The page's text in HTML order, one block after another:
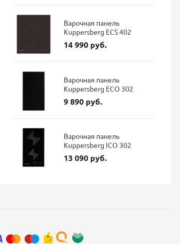
фильтра Dark steel 527737
114 687 руб.
96 337 руб.
Экономия: 18 350 руб.
Наличие: В наличии
Варочная панель
Kuppersberg ECS 402
14 990 руб.
Варочная панель
Kuppersberg ECO 302
9 890 руб.
Варочная панель
Kuppersberg ICO 302
13 090 руб.